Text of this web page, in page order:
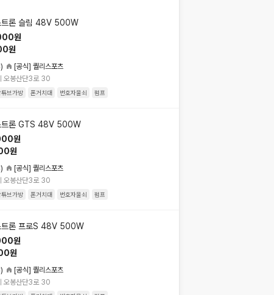
트론 슬림 48V 500W
원
원
[공식] 퀄리스포츠
오봉산단3로 30
튜브가방 폰거치대 번호자물쇠 펌프
트론 GTS 48V 500W
원
원
[공식] 퀄리스포츠
오봉산단3로 30
튜브가방 폰거치대 번호자물쇠 펌프
트론 프로S 48V 500W
원
원
[공식] 퀄리스포츠
오봉산단3로 30